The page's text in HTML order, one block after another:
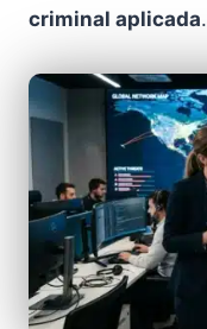
criminal aplicada.